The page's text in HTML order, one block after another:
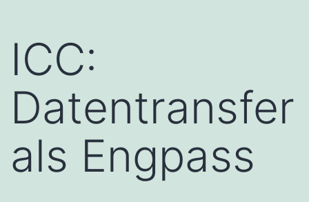
ICC:
Datentransfer
als Engpass